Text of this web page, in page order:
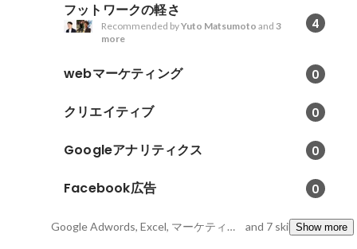
フットワークの軽さ
4
Recommended byYuto Matsumoto and 3
more
webマーケティング 0
クリエイティブ 0
Googleアナリティクス 0
Facebook広告 0
Google Adwords, Excel, マーケティング and 7 skillsShow more